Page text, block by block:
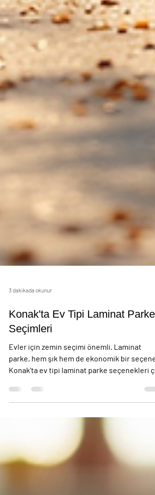
Konak'ta Ev Tipi Laminat Parke
Seçimleri
Evler için zemin seçimi önemli. Laminat
parke, hem şık hem de ekonomik bir
sebebi. Bu yazıda, ev tipi laminat parke
anlatacağım. Ayrıca fiyat bilgisi ve öneriler
vereceğim. Ev Tipi Laminat Parke Seçimleri
Ev tipi laminat parke seçerken öncelik